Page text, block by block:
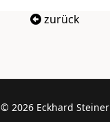
zurück
© 2026 Eckhard Steiner